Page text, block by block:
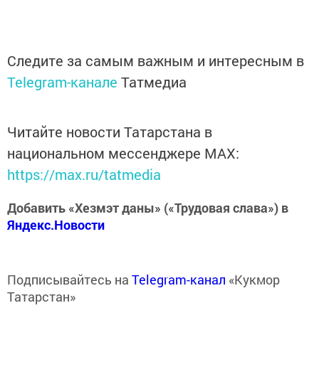
Следите за самым важным и интересным в
Telegram-канале Татмедиа
Читайте новости Татарстана в
национальном мессенджере MАХ:
https://max.ru/tatmedia
Добавить «Хезмэт даны» («Трудовая слава») в
Яндекс.Новости
Подписывайтесь на Telegram-канал «Кукмор
Татарстан»